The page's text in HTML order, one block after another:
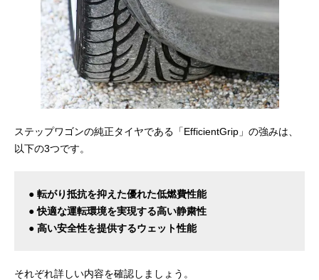
ステップワゴンの純正タイヤである「EfficientGrip」の強みは、
以下の3つです。
● 転がり抵抗を抑えた優れた低燃費性能
● 快適な運転環境を実現する高い静粛性
● 高い安全性を提供するウェット性能
それぞれ詳しい内容を確認しましょう。